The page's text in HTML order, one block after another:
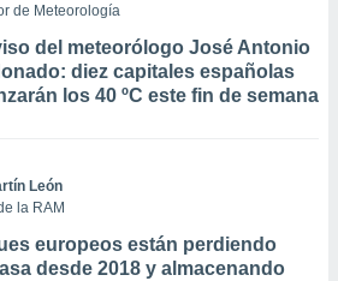
de Meteorología
del meteorólogo José Antonio
diez capitales españolas
los 40 ºC este fin de semana
León
la RAM
europeos están perdiendo
desde 2018 y almacenando